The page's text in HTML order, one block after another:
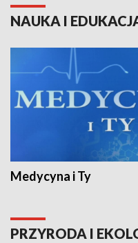
NAUKA I
Medycyna i Ty
PRZYRODA I